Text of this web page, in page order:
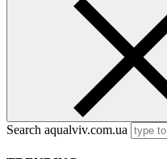
Search aqualviv.com.ua